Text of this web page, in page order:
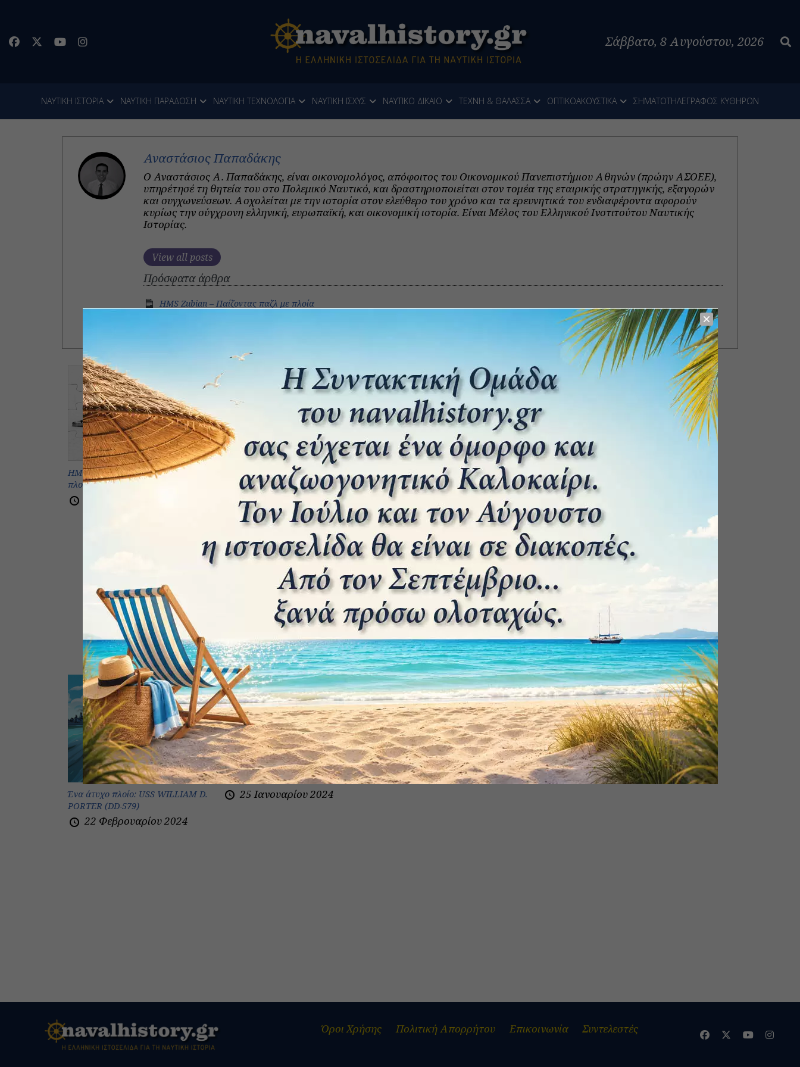
Σάββατο, 8 Αυγούστου, 2026
ΝΑΥΤΙΚΗ ΙΣΤΟΡΙΑ ΝΑΥΤΙΚΗ ΠΑΡΑΔΟΣΗ ΝΑΥΤΙΚΗ ΤΕΧΝΟΛΟΓΙΑ ΝΑΥΤΙΚΗ ΙΣΧΥΣ ΝΑΥΤΙΚΟ ΔΙΚΑΙΟ ΤΕΧΝΗ & ΘΑΛΑΣΣΑ ΟΠΤΙΚΟΑΚΟΥΣΤΙΚΑ ΣΗΜΑΤΟΤΗΛΕΓΡΑΦΟΣ ΚΥΘΗΡΩΝ
Αναστάσιος Παπαδάκης
Ο Αναστάσιος Α. Παπαδάκης, είναι οικονομολόγος, απόφοιτος του Οικονομικού Πανεπιστήμιου Αθηνών (πρώην ΑΣΟΕΕ),
υπηρέτησέ τη θητεία του στο Πολεμικό Ναυτικό, και δραστηριοποιείται στον τομέα της εταιρικής στρατηγικής, εξαγορών
και συγχωνεύσεων. Ασχολείται με την ιστορία στον ελεύθερο του χρόνο και τα ερευνητικά του ενδιαφέροντα αφορούν
κυρίως την σύγχρονη ελληνική, ευρωπαϊκή, και οικονομική ιστορία. Είναι Μέλος του Ελληνικού Ινστιτούτου Ναυτικής
Ιστορίας.
View all posts
Πρόσφατα άρθρα
HMS Zubian – Παίζοντας παζλ με πλοία
HMS Zubian – Παίζοντας παζλ με
πλοία
USS Monitor vs CSS Virginia – Η
πρώτη μάχη μεταξύ σιδερένιων
12 Δεκεμβρίου 2025
Ο ατυχής Ναύαρχος Byng
5 Ιουνίου 2025
Η πτώση της Αμβέρσας στον Α’
Παγκόσμιο Πόλεμο – Ο αγώνας
προς τη θάλασσα.
8 Μαΐου 2025
Ένα άτυχο πλοίο: USS WILLIAM D.
PORTER (DD-579)
22 Φεβρουαρίου 2024
Θυμόμαστε τους ναυτικούς του
Άουσβιτς.
25 Ιανουαρίου 2024
Όροι Χρήσης Πολιτική Απορρήτου Επικοινωνία Συντελεστές